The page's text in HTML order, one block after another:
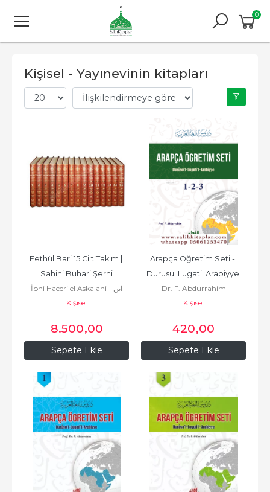
0
Kişisel - Yayınevinin kitapları
Sepete Ekle
Fethül Bari 15 Cilt Takım |
Sahihi Buhari Şerhi
İbni Haceri el Askalani - ابن
حجر العسقلاني
Kişisel
8.500,00
Sepete Ekle
Arapça Öğretim Seti -
Durusul Lugatil Arabiyye
TEK kitap
Dr. F. Abdurrahim
Kişisel
420,00